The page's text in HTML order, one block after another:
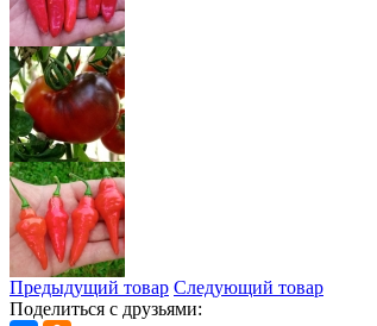
Предыдущий товар Следующий товар
Поделиться с друзьями: